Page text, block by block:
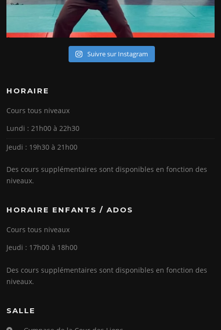
Suivre sur Instagram
HORAIRE
Cours tous niveaux
Lundi : 21h00 à 22h30
Jeudi : 19h30 à 21h00
Des cours supplémentaires sont disponibles en fonction des
niveaux.
HORAIRE ENFANTS / ADOS
Cours tous niveaux
Jeudi : 17h00 à 18h00
Des cours supplémentaires sont disponibles en fonction des
niveaux.
SALLE